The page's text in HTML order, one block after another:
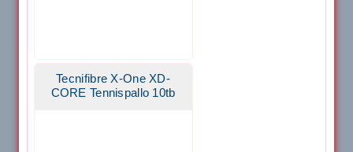
Tecnifibre X-One XD-
CORE Tennispallo 10tb